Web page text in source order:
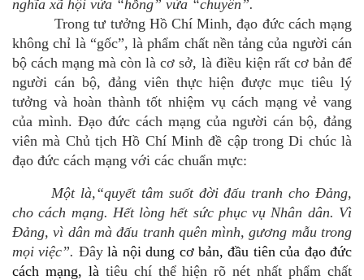
nghĩa xã hội vừa “hồng” vừa “chuyên”.
Trong tư tưởng Hồ Chí Minh, đạo đức cách mạng
không chỉ là “gốc”, là phẩm chất nền tảng của người cán
bộ cách mạng mà còn là cơ sở, là điều kiện rất cơ bản để
người cán bộ, đảng viên thực hiện được mục tiêu lý
tưởng và hoàn thành tốt nhiệm vụ cách mạng vẻ vang
của mình. Đạo đức cách mạng của người cán bộ, đảng
viên mà Chủ tịch Hồ Chí Minh đề cập trong Di chúc là
đạo đức cách mạng với các chuẩn mực:
Một là,“quyết tâm suốt đời đấu tranh cho Đảng,
cho cách mạng. Hết lòng hết sức phục vụ Nhân dân. Vì
Đảng, vì dân mà đấu tranh quên mình, gương mẫu trong
mọi việc”. Đâylà nội dung cơ bản, đầu tiên của đạo đức
cách mạng, là tiêu chí thể hiện rõ nét nhất phẩm chất